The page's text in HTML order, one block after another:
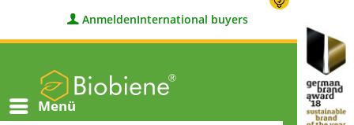
AnmeldenInternational buyers
Menü